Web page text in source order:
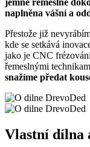
jemné řemeslné
naplněna vášní a
Přestože již
kde se setkává
jako je CNC
řemeslnými
snažíme předat
Vlastní dílna